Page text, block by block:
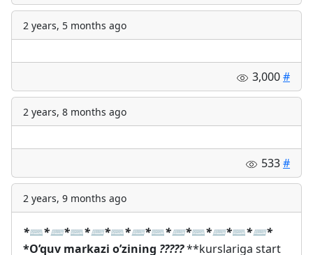
2 years, 5 months ago
3,000#
2 years, 8 months ago
533#
2 years, 9 months ago
*⌨️*⌨️*⌨️*⌨️*⌨️*⌨️*⌨️*⌨️*⌨️*⌨️*⌨️*⌨️*
*O’quv markazi o’zining ?????**kurslariga start